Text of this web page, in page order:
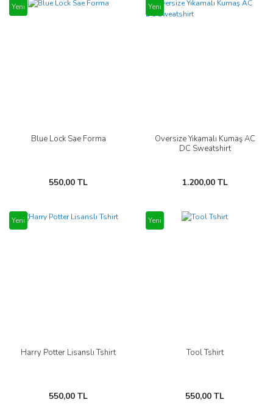
Yeni
Blue Lock Sae Forma
550,00 TL
Yeni
Oversize Yıkamalı Kumaş AC
DC Sweatshirt
1.200,00 TL
Yeni
Harry Potter Lisanslı Tshirt
550,00 TL
Yeni
Tool Tshirt
550,00 TL